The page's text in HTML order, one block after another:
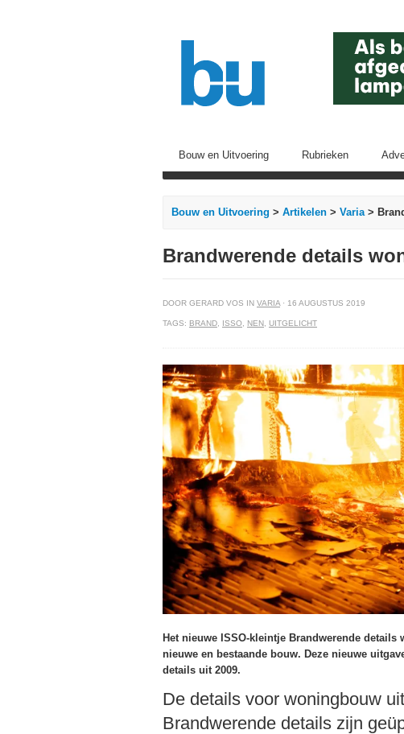
Bouw en Uitvoering Rubrieken
Bouw en Uitvoering > Artikelen > Varia >
Brandwerende details
DOOR GERARD VOS IN VARIA · 16 AUGUSTUS 2019
TAGS: BRAND ISSO NEN UITGELICHT
Het nieuwe ISSO-kleintje Brandwerende
nieuwe en bestaande bouw. Deze nieuwe
details uit 2009.
De details voor woningbouw
Brandwerende details zijn